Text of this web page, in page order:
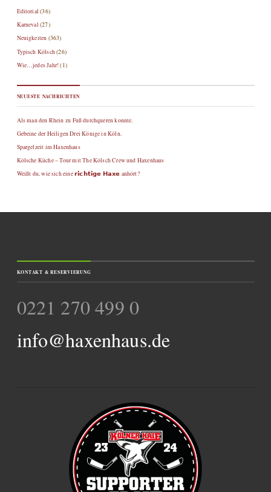
Editorial (36)
Karneval (27)
Neuigkeiten (363)
Typisch Kölsch(26)
Wie…jedes Jahr!(1)
NEUESTE NACHRICHTEN
Als man den Rhein zu Fuß durchqueren konnte.
Gebeine der Heiligen Drei Könige in Köln.
Spargelzeit im Haxenhaus
Kölsche Küche – Tour mit The Kölsch Crew und Haxenhaus
Weißt du, wie sich eine 𝗿𝗶𝗰𝗵𝘁𝗶𝗴𝗲 𝗛𝗮𝘅𝗲 anhört?
KONTAKT & RESERVIERUNG
0221 270 499 0
info@haxenhaus.de